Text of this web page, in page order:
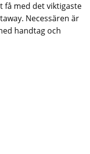
få med det viktigaste
Necessären är
handtag och